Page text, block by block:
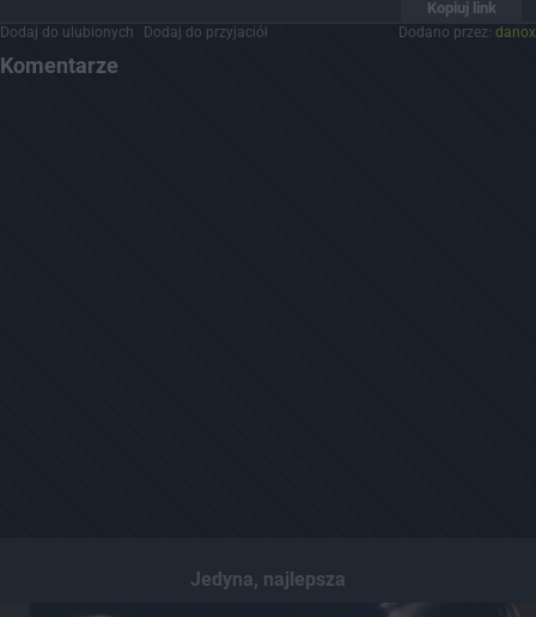
Kopiuj link
Dodaj do ulubionych Dodaj do przyjaciół Dodano przez: danox
Komentarze
Jedyna, najlepsza